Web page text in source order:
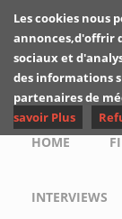
Skip to main content
Main
HOME
INTERVIEWS
Les cookies nous
annonces,d'offrir
sociaux et
des informations
partenaires de
savoir Plus